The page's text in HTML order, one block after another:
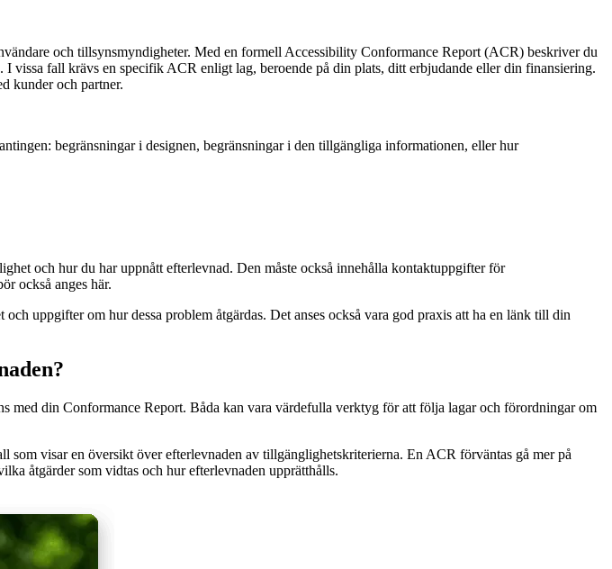
och tillsynsmyndigheter. Med en formell Accessibility Conformance Report (ACR) beskriver du
fall krävs en specifik ACR enligt lag, beroende på din plats, ditt erbjudande eller din finansiering.
kunder och partner.
begränsningar i designen, begränsningar i den tillgängliga informationen, eller hur
och hur du har uppnått efterlevnad. Den måste också innehålla kontaktuppgifter för
också anges här.
uppgifter om hur dessa problem åtgärdas. Det anses också vara god praxis att ha en länk till din
din Conformance Report. Båda kan vara värdefulla verktyg för att följa lagar och förordningar om
visar en översikt över efterlevnaden av tillgänglighetskriterierna. En ACR förväntas gå mer på
åtgärder som vidtas och hur efterlevnaden upprätthålls.